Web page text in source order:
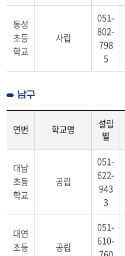
동성
초등
학교
사립
051-
802-
798
5
남구
내
구
연번 학교명
설립
별
대남
초등
학교
공립
051-
622-
943
3
대연
초등
공립
051-
610-